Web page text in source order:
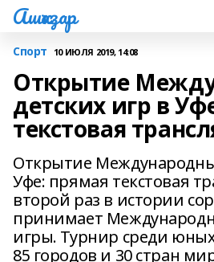
Ашҡаҙар
Спорт 10 ИЮЛЯ 2019, 14:08
Открытие
детских игр в
текстовая
Открытие
Уфе: прямая текстовая
второй раз в истории
принимает
игры. Турнир среди
85 городов и 30 стран